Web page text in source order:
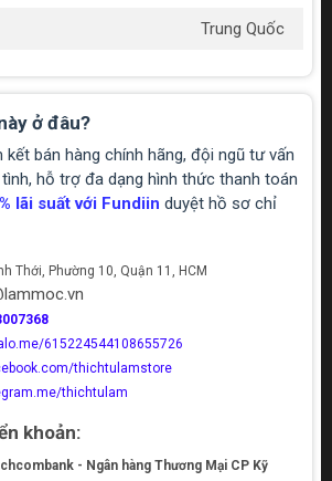
Trung Quốc
ở đâu?
bán hàng chính hãng, đội ngũ tư vấn
hỗ trợ đa dạng hình thức thanh toán
lãi suất với Fundiin duyệt hồ sơ chỉ
Thới, Phường 10, Quận 11, HCM
615224544108655726
thichtulamstore
thichtulam
khoản:
- Ngân hàng Thương Mại CP Kỹ